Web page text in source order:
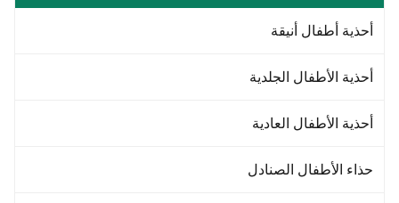
أحذية أطفال أنيقة
أحذية الأطفال الجلدية
أحذية الأطفال العادية
حذاء الأطفال الصنادل